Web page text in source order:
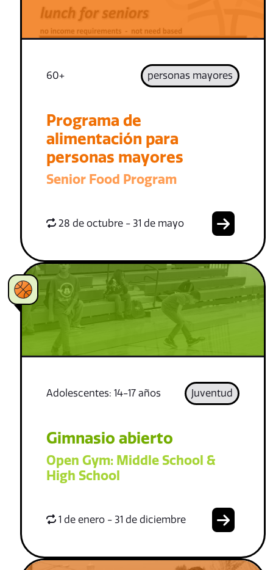
60+ personas mayores
Programa de
alimentación para
personas mayores
Senior Food Program
28 de octubre - 31 de mayo
Adolescentes: 14-17 años Juventud
Gimnasio abierto
Open Gym: Middle School &
High School
1 de enero - 31 de diciembre